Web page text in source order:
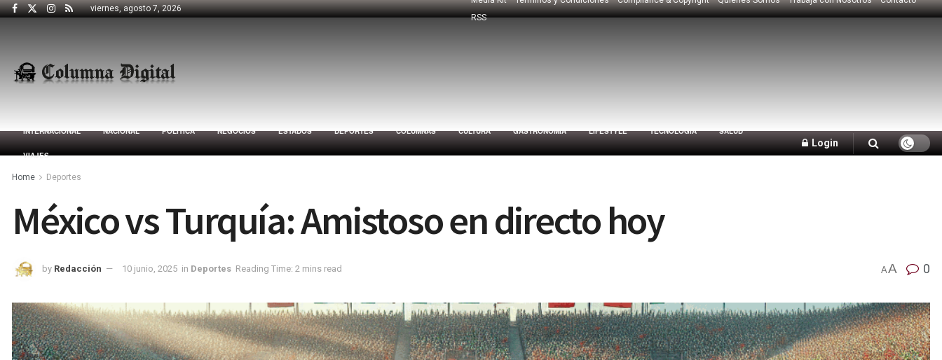
viernes, agosto 7, 2026
RSS
INTERNACIONAL NACIONAL POLÍTICA NEGOCIOS ESTADOS DEPORTES COLUMNAS CULTURA GASTRONOMÍA LIFESTYLE TECNOLOGÍA SALUD
VIAJES
Login
Home Deportes
México vs Turquía: Amistoso en directo hoy
by Redacción 10 junio, 2025 in Deportes Reading Time: 2 mins read AA 0